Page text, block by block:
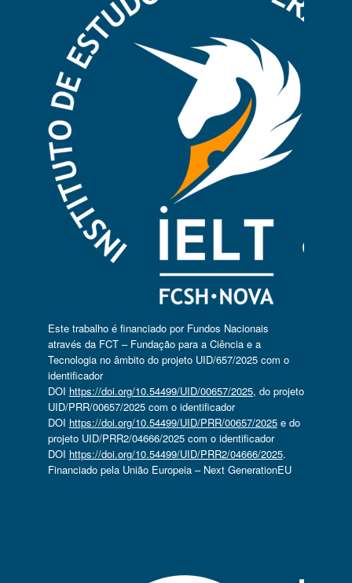
Este trabalho é financiado por Fundos Nacionais
através da FCT – Fundação para a Ciência e a
Tecnologia no âmbito do projeto UID/657/2025 com o
identificador
DOI https://doi.org/10.54499/UID/00657/2025, do projeto
UID/PRR/00657/2025 com o identificador
DOI https://doi.org/10.54499/UID/PRR/00657/2025e do
projeto UID/PRR2/04666/2025 com o identificador
DOI https://doi.org/10.54499/UID/PRR2/04666/2025.
Financiado pela União Europeia – Next GenerationEU